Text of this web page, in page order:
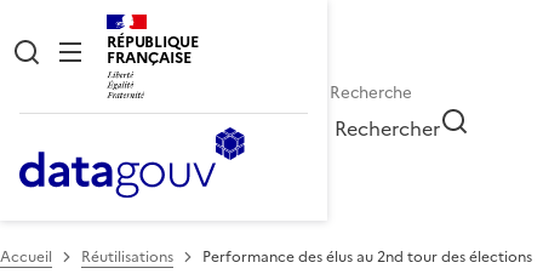
RÉPUBLIQUE
FRANÇAISE
Rechercher
Accueil Réutilisations
Performance des élus au 2nd tour des élections